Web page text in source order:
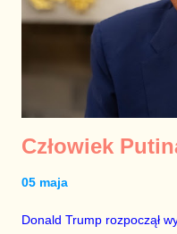
Człowiek
05 maja
Donald Trump rozpoczął